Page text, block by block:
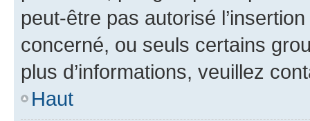
peut-être pas autorisé
concerné, ou seuls certains
plus d’informations, veuillez
Haut